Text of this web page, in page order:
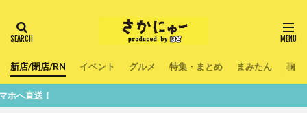
新店/閉店/RN イベント グルメ 特集・まとめ まみたん 暮ら